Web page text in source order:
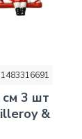
1483316691
3 шт
&